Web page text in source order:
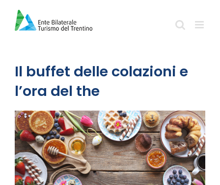
contenuto
Il buffet delle colazioni e
l’ora del the